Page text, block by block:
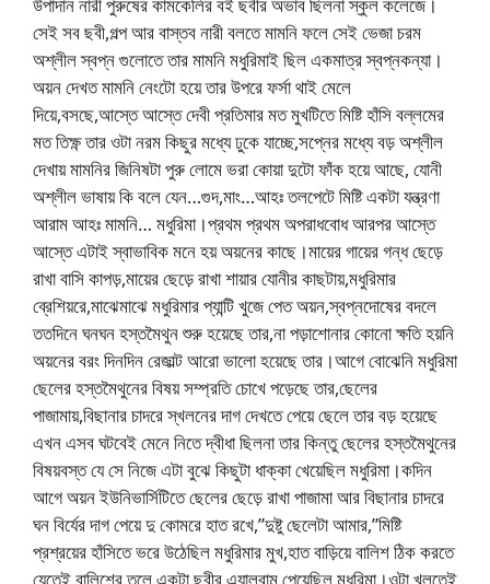
সেই সব ছবী,গল্প আর বাস্তব নারী বলতে মামনি ফলে সেই ভেজা চরম
অশ্লীল স্বপ্ন গুলোতে তার মামনি মধুরিমাই ছিল একমাত্র স্বপ্নকন্যা।
অয়ন দেখত মামনি নেংটো হয়ে তার উপরে ফর্সা থাই মেলে
দিয়ে,বসছে,আস্তে আস্তে দেবী প্রতিমার মত মুখটিতে মিষ্টি হাঁসি বল্লমের
মত তিক্ষ্ণ তার ওটা নরম কিছুর মধ্যে ঢুকে যাচ্ছে,সপ্নের মধ্যে বড় অশ্লীল
দেখায় মামনির জিনিষটা পুরু লোমে ভরা কোয়া দুটো ফাঁক হয়ে আছে, যোনী
অশ্লীল ভাষায় কি বলে যেন…গুদ,মাং…আহঃ তলপেটে মিষ্টি একটা যন্ত্রণা
আরাম আহঃ মামনি… মধুরিমা।প্রথম প্রথম অপরাধবোধ আরপর আস্তে
আস্তে এটাই স্বাভাবিক মনে হয় অয়নের কাছে।মায়ের গায়ের গন্ধ ছেড়ে
রাখা বাসি কাপড়,মায়ের ছেড়ে রাখা শায়ার যোনীর কাছটায়,মধুরিমার
ব্রেশিয়রে,মাঝেমাঝে মধুরিমার প্যান্টি খুজে পেত অয়ন,স্বপ্নদোষের বদলে
ততদিনে ঘনঘন হস্তমৈথুন শুরু হয়েছে তার,না পড়াশোনার কোনো ক্ষতি হয়নি
অয়নের বরং দিনদিন রেজাল্ট আরো ভালো হয়েছে তার।আগে বোঝেনি মধুরিমা
ছেলের হস্তমৈথুনের বিষয় সম্প্রতি চোখে পড়েছে তার,ছেলের
পাজামায়,বিছানার চাদরে স্খলনের দাগ দেখতে পেয়ে ছেলে তার বড় হয়েছে
এখন এসব ঘটবেই মেনে নিতে দ্বীধা ছিলনা তার কিন্তু ছেলের হস্তমৈথুনের
বিষয়বস্ত যে সে নিজে এটা বুঝে কিছুটা ধাক্কা খেয়েছিল মধুরিমা।কদিন
আগে অয়ন ইউনিভার্সিটিতে ছেলের ছেড়ে রাখা পাজামা আর বিছানার চাদরে
ঘন বির্যের দাগ পেয়ে দু কোমরে হাত রখে,”দুষ্টু ছেলেটা আমার,”মিষ্টি
প্রশ্রয়ের হাঁসিতে ভরে উঠেছিল মধুরিমার মুখ,হাত বাড়িয়ে বালিশ ঠিক করতে
যেতেই বালিশের তলে,একটা ছবীর এ্যালবাম পেয়েছিল মধুরিমা।ওটা খুলতেই